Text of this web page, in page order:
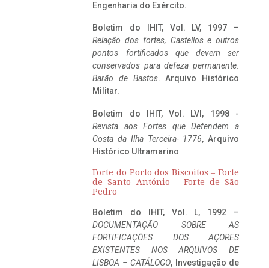
Engenharia do Exército.
Boletim do IHIT, Vol. LV, 1997 –
Relação dos fortes, Castellos e outros
pontos fortificados que devem ser
conservados para defeza permanente.
Barão de Bastos. Arquivo Histórico
Militar.
Boletim do IHIT, Vol. LVI, 1998 -
Revista aos Fortes que Defendem a
Costa da Ilha Terceira- 1776, Arquivo
Histórico Ultramarino
Forte do Porto dos Biscoitos – Forte
de Santo António – Forte de São
Pedro
Boletim do IHIT, Vol. L, 1992 –
DOCUMENTAÇÃO SOBRE AS
FORTIFICAÇÕES DOS AÇORES
EXISTENTES NOS ARQUIVOS DE
LISBOA – CATÁLOGO, Investigação de